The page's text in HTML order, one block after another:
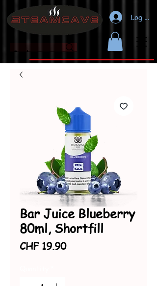
Log In
Bar Juice Blueberry
80ml, Shortfill
CHF 19.90Price